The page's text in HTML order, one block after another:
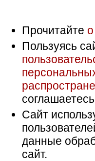
Прочитайте
Пользуясь
Сайт
данные
сайт.